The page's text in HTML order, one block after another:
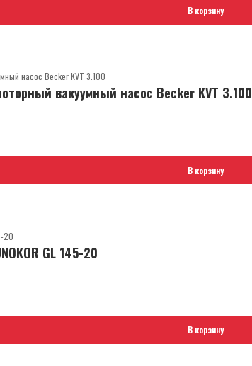
В корзину
вакуумный насос Becker KVT 3.100
В корзину
GL 145-20
В корзину